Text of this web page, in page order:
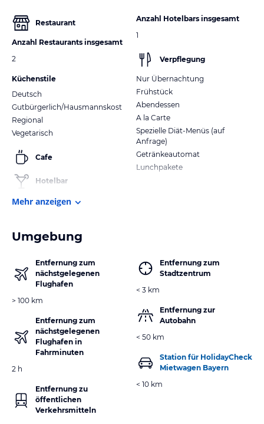
Restaurant
Anzahl Restaurants insgesamt
2
Küchenstile
Deutsch
Gutbürgerlich/Hausmannskost
Regional
Vegetarisch
Cafe
Hotelbar
Anzahl Hotelbars insgesamt
1
Verpflegung
Nur Übernachtung
Frühstück
Abendessen
A la Carte
Spezielle Diät-Menüs (auf
Anfrage)
Getränkeautomat
Lunchpakete
Mehr anzeigen
Umgebung
Entfernung zum
nächstgelegenen
Flughafen
> 100 km
Entfernung zum
nächstgelegenen
Flughafen in
Fahrminuten
2 h
Entfernung zu
öffentlichen
Verkehrsmitteln
Entfernung zum
Stadtzentrum
< 3 km
Entfernung zur
Autobahn
< 50 km
Station für HolidayCheck
Mietwagen Bayern
< 10 km